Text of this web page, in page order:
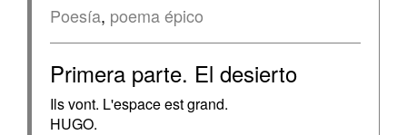
Poesía, poema épico
Primera parte. El desierto
Ils vont. L'espace est grand.
HUGO.